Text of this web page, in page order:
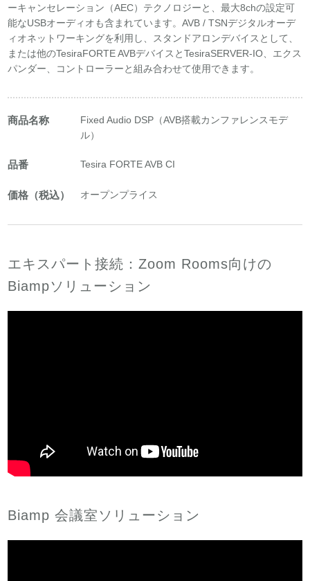
ーキャンセレーション（AEC）テクノロジーと、最大8chの設定可
能なUSBオーディオも含まれています。AVB / TSNデジタルオーデ
ィオネットワーキングを利用し、スタンドアロンデバイスとして、
または他のTesiraFORTE AVBデバイスとTesiraSERVER-IO、エクス
パンダー、コントローラーと組み合わせて使用できます。
商品名称
Fixed Audio DSP（AVB搭載カンファレンスモデ
ル）
品番 Tesira FORTE AVB CI
価格（税込） オープンプライス
エキスパート接続：Zoom Rooms向けの
Biampソリューション
Biamp 会議室ソリューション